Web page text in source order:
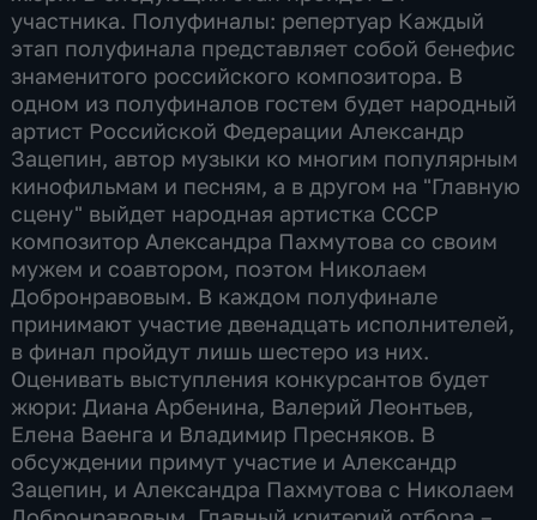
участника. Полуфиналы: репертуар Каждый
этап полуфинала представляет собой бенефис
знаменитого российского композитора. В
одном из полуфиналов гостем будет народный
артист Российской Федерации Александр
Зацепин, автор музыки ко многим популярным
кинофильмам и песням, а в другом на "Главную
сцену" выйдет народная артистка СССР
композитор Александра Пахмутова со своим
мужем и соавтором, поэтом Николаем
Добронравовым. В каждом полуфинале
принимают участие двенадцать исполнителей,
в финал пройдут лишь шестеро из них.
Оценивать выступления конкурсантов будет
жюри: Диана Арбенина, Валерий Леонтьев,
Елена Ваенга и Владимир Пресняков. В
обсуждении примут участие и Александр
Зацепин, и Александра Пахмутова с Николаем